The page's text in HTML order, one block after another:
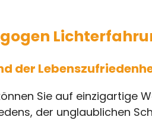
der
Sie auf einzigartige
der unglaublichen